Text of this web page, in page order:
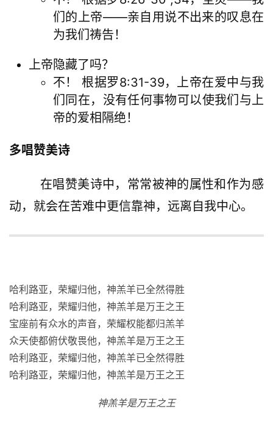
们的上帝——亲自用说不出来的叹息在
为我们祷告！
上帝隐藏了吗？
不！ 根据罗8:31-39，上帝在爱中与我
们同在，没有任何事物可以使我们与上
帝的爱相隔绝！
多唱赞美诗
动，就会在苦难中更信靠神，远离自我中心。
哈利路亚，荣耀归他，神羔羊已全然得胜
哈利路亚，荣耀归他，神羔羊是万王之王
宝座前有众水的声音，荣耀权能都归羔羊
众天使都俯伏敬畏他，神羔羊是万王之王
哈利路亚，荣耀归他，神羔羊已全然得胜
哈利路亚，荣耀归他，神羔羊是万王之王
神羔羊是万王之王